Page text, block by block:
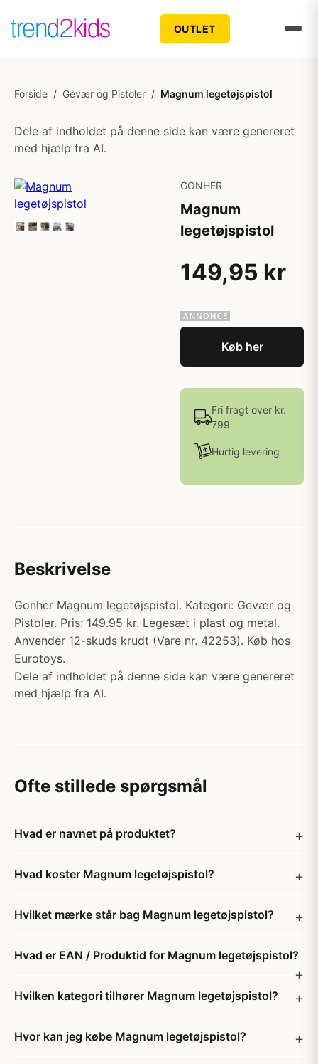
OUTLET
Forside / Gevær og Pistoler / Magnum legetøjspistol
Dele af indholdet på denne side kan være genereret
med hjælp fra AI.
GONHER
Magnum
legetøjspistol
149,95 kr
Køb her
Fri fragt over kr.
799
Hurtig levering
Beskrivelse
Gonher Magnum legetøjspistol. Kategori: Gevær og
Pistoler. Pris: 149.95 kr. Legesæt i plast og metal.
Anvender 12-skuds krudt (Vare nr. 42253). Køb hos
Eurotoys.
Dele af indholdet på denne side kan være genereret
med hjælp fra AI.
Ofte stillede spørgsmål
Hvad er navnet på produktet?
Hvad koster Magnum legetøjspistol?
Hvilket mærke står bag Magnum legetøjspistol?
Hvad er EAN / Produktid for Magnum legetøjspistol?
Hvilken kategori tilhører Magnum legetøjspistol?
Hvor kan jeg købe Magnum legetøjspistol?